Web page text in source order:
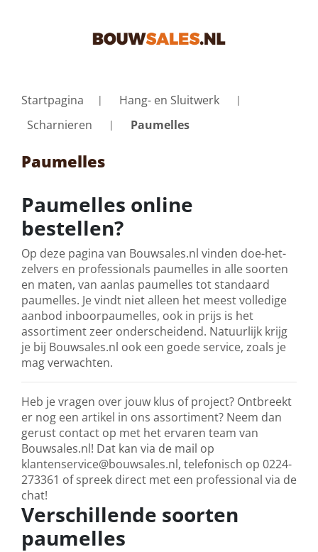
Startpagina
Hang- en Sluitwerk
Scharnieren
Paumelles
Paumelles
Paumelles online
bestellen?
Op deze pagina van Bouwsales.nl vinden doe-het-
zelvers en professionals paumelles in alle soorten
en maten, van aanlas paumelles tot standaard
paumelles. Je vindt niet alleen het meest volledige
aanbod inboorpaumelles, ook in prijs is het
assortiment zeer onderscheidend. Natuurlijk krijg
je bij Bouwsales.nl ook een goede service, zoals je
mag verwachten.
Heb je vragen over jouw klus of project? Ontbreekt
er nog een artikel in ons assortiment? Neem dan
gerust contact op met het ervaren team van
Bouwsales.nl! Dat kan via de mail op
klantenservice@bouwsales.nl, telefonisch op 0224-
273361 of spreek direct met een professional via de
chat!
Verschillende soorten
paumelles